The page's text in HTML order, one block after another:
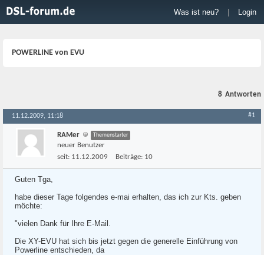
Was ist neu? Login
POWERLINE von EVU
8 Antworten
11.12.2009, 11:18 #1
RAMer Themenstarter
neuer Benutzer
seit: 11.12.2009 Beiträge: 10
Guten Tga,
habe dieser Tage folgendes e-mai erhalten, das ich zur Kts. geben
möchte:
"vielen Dank für Ihre E-Mail.
Die XY-EVU hat sich bis jetzt gegen die generelle Einführung von
Powerline entschieden, da